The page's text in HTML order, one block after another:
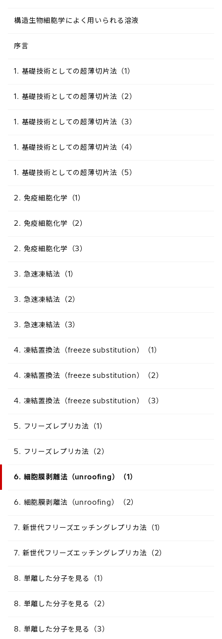
構造生物細胞学によく用いられる溶液
序言
1. 基礎技術としての超薄切片法（1）
1. 基礎技術としての超薄切片法（2）
1. 基礎技術としての超薄切片法（3）
1. 基礎技術としての超薄切片法（4）
1. 基礎技術としての超薄切片法（5）
2. 免疫細胞化学（1）
2. 免疫細胞化学（2）
2. 免疫細胞化学（3）
3. 急速凍結法（1）
3. 急速凍結法（2）
3. 急速凍結法（3）
4. 凍結置換法（freeze substitution）（1）
4. 凍結置換法（freeze substitution）（2）
4. 凍結置換法（freeze substitution）（3）
5. フリーズレプリカ法（1）
5. フリーズレプリカ法（2）
6. 細胞膜剥離法（unroofing）（1）
6. 細胞膜剥離法（unroofing）（2）
7. 新世代フリーズエッチングレプリカ法（1）
7. 新世代フリーズエッチングレプリカ法（2）
8. 単離した分子を見る（1）
8. 単離した分子を見る（2）
8. 単離した分子を見る（3）